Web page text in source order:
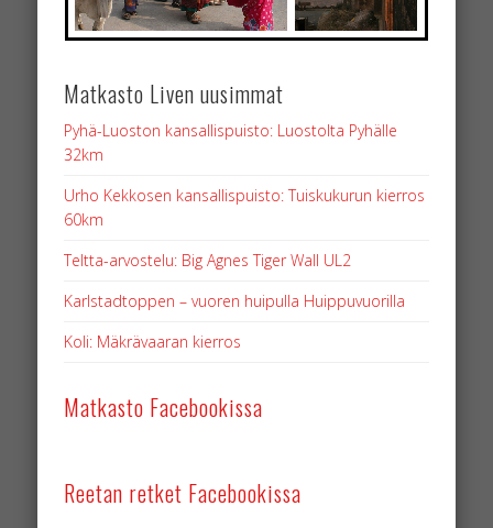
Matkasto Liven uusimmat
Pyhä-Luoston kansallispuisto: Luostolta Pyhälle
32km
Urho Kekkosen kansallispuisto: Tuiskukurun kierros
60km
Teltta-arvostelu: Big Agnes Tiger Wall UL2
Karlstadtoppen – vuoren huipulla Huippuvuorilla
Koli: Mäkrävaaran kierros
Matkasto Facebookissa
Reetan retket Facebookissa